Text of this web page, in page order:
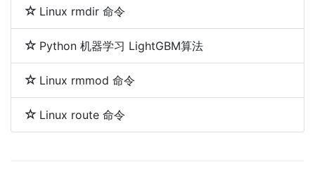
Linux rmdir 命令
Python 机器学习 LightGBM算法
Linux rmmod 命令
Linux route 命令